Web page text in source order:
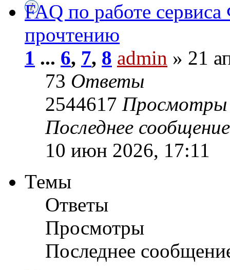
FAQ по работе
прочтению
1 ... 6, 7, 8 admin » 21
73 Ответы
2544617 Просмотры
Последнее
10 июн 2026, 17:11
Темы
Ответы
Просмотры
Последнее